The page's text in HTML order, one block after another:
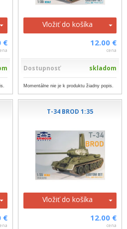
€
Vložiť do košíka
12.00 €
cena
Dostupnosť skladom
Momentálne nie je k produktu žiadny popis.
€
T-34 BROD 1:35
Vložiť do košíka
12.00 €
cena